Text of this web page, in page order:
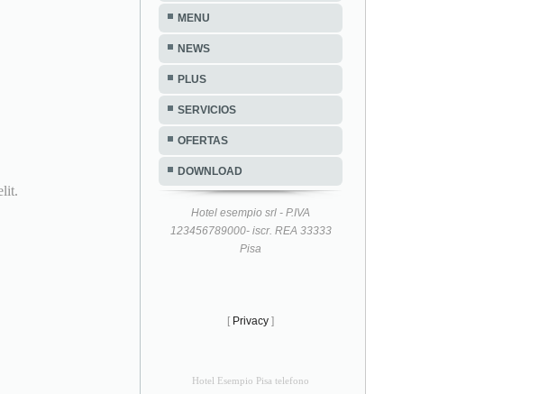
MENU
NEWS
PLUS
SERVICIOS
OFERTAS
DOWNLOAD
Hotel esempio srl - P.IVA
123456789000- iscr. REA 33333
Pisa
[ Privacy ]
Hotel Esempio Pisa telefono